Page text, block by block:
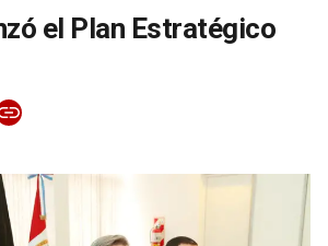
el Plan Estratégico